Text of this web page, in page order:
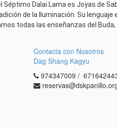
Dalai Lama es Joyas de
de la Iluminación. Su
todas las enseñanzas del
Contacta con Nosotros
Dag Shang Kagyu
974347009 /